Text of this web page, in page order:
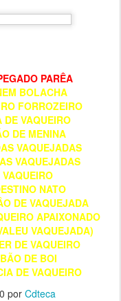
PARÊA
BOLACHA
FORROZEIRO
VAQUEIRO
DE MENINA
VAQUEJADAS
VAQUEJADAS
NATO
DE VAQUEJADA
APAIXONADO
VAQUEJADA)
DE VAQUEIRO
DE BOI
DE VAQUEIRO
por Cdteca